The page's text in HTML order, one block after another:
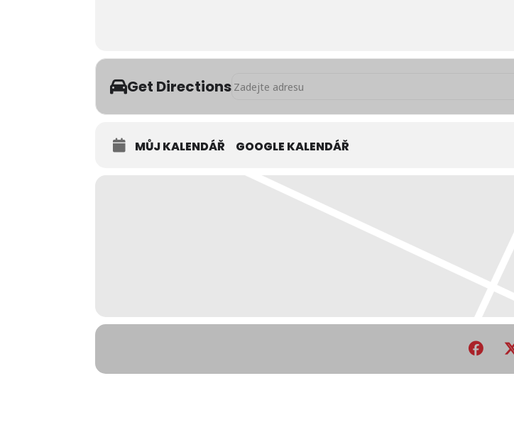
Get Directions Address - ZRUŠENO - Frčíme / Kino Hejnice / 14. března []
MŮJ KALENDÁŘ GOOGLE KALENDÁŘ